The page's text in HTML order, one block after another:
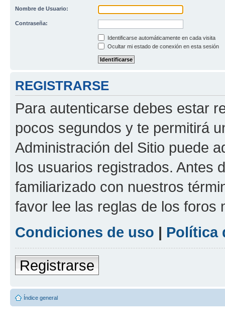
Nombre de Usuario:
Contraseña:
Identificarse automáticamente en cada visita
Ocultar mi estado de conexión en esta sesión
REGISTRARSE
Para autenticarse debes estar
pocos segundos y te permitirá
Administración del Sitio puede
los usuarios registrados. Antes
familiarizado con nuestros
favor lee las reglas de los foros
Condiciones de uso | Política
Registrarse
Índice general